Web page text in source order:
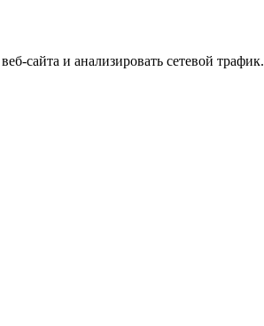
сайта и анализировать сетевой трафик.